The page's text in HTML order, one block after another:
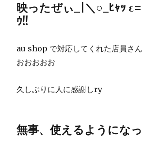
映ったぜぃ_|＼○_ﾋｬｯ
ｳ!!
au shop で対応してくれた店員さ
おおおおお
久しぶりに人に感謝しry
無事、使えるようになっ